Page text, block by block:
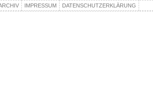
IMPRESSUM DATENSCHUTZERKLÄRUNG